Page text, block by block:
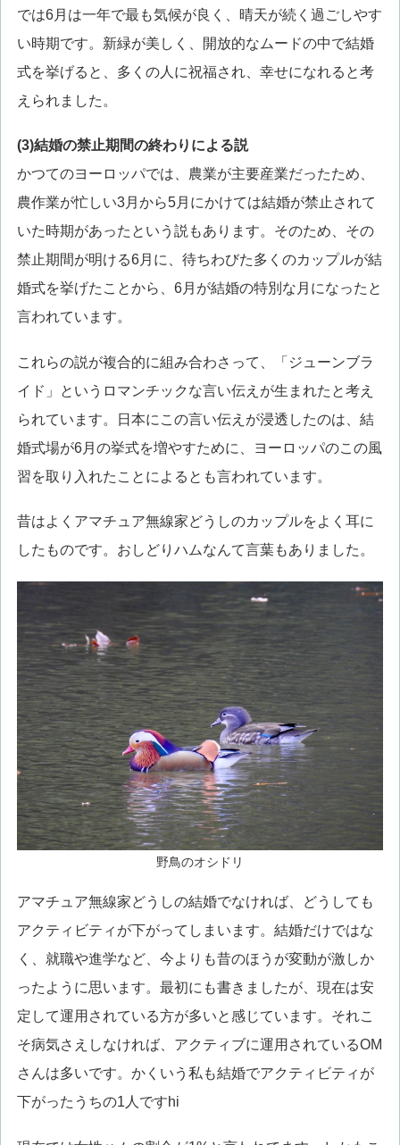
では6月は一年で最も気候が良く、晴天が続く過ごしやす
い時期です。新緑が美しく、開放的なムードの中で結婚
式を挙げると、多くの人に祝福され、幸せになれると考
えられました。
(3)結婚の禁止期間の終わりによる説
かつてのヨーロッパでは、農業が主要産業だったため、
農作業が忙しい3月から5月にかけては結婚が禁止されて
いた時期があったという説もあります。そのため、その
禁止期間が明ける6月に、待ちわびた多くのカップルが結
婚式を挙げたことから、6月が結婚の特別な月になったと
言われています。
これらの説が複合的に組み合わさって、「ジューンブラ
イド」というロマンチックな言い伝えが生まれたと考え
られています。日本にこの言い伝えが浸透したのは、結
婚式場が6月の挙式を増やすために、ヨーロッパのこの風
習を取り入れたことによるとも言われています。
昔はよくアマチュア無線家どうしのカップルをよく耳に
したものです。おしどりハムなんて言葉もありました。
野鳥のオシドリ
アマチュア無線家どうしの結婚でなければ、どうしても
アクティビティが下がってしまいます。結婚だけではな
く、就職や進学など、今よりも昔のほうが変動が激しか
ったように思います。最初にも書きましたが、現在は安
定して運用されている方が多いと感じています。それこ
そ病気さえしなければ、アクティブに運用されているOM
さんは多いです。かくいう私も結婚でアクティビティが
下がったうちの1人ですhi